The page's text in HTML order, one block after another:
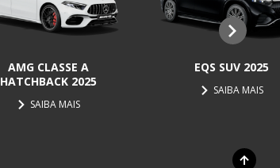
AMG CLASSE A
HATCHBACK 2025
SAIBA MAIS
EQS SUV 2025
SAIBA MAIS